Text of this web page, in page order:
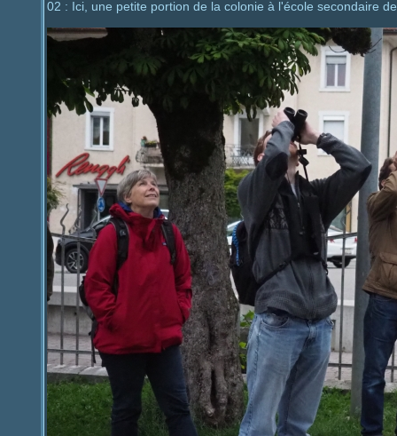
02 : Ici, une petite portion de la colonie à l'école secondaire